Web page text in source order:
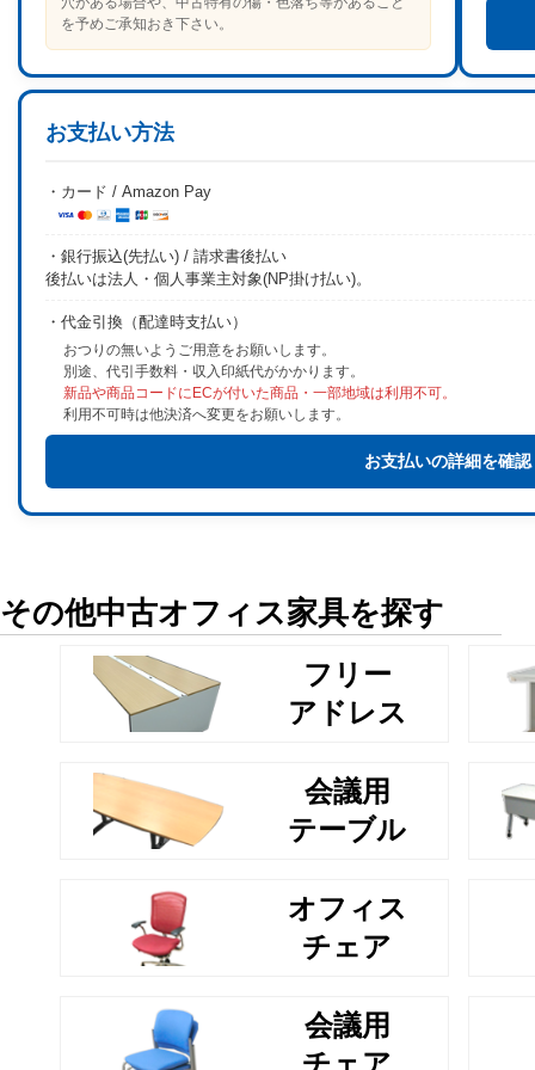
を予めご承知おき下さい。
お支払い方法
・カード / Amazon Pay
・銀行振込(先払い) / 請求書後払い
後払いは法人・個人事業主対象(NP掛け払い)。
・代金引換（配達時支払い）
おつりの無いようご用意をお願いします。
別途、代引手数料・収入印紙代がかかります。
新品や商品コードにECが付いた商品・一部地域は利用不可。
利用不可時は他決済へ変更をお願いします。
お支払いの詳細を確認
その他中古オフィス家具を探す
フリー
アドレス
会議用
テーブル
オフィス
チェア
会議用
チェア